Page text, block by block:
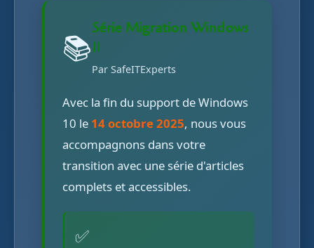
📚
Série Migration Windows
11
Par SafeITExperts
Avec la fin du support de Windows
10 le 14 octobre 2025, nous vous
accompagnons dans votre
transition avec une série d'articles
complets et accessibles.
✅